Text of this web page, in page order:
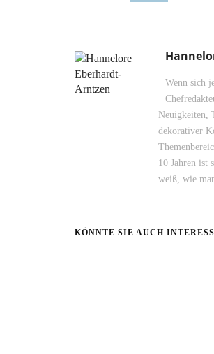
Wenn sich
Neuigkeiten,
dekorativer
10 Jahren ist
weiß, wie
KÖNNTE SIE AUCH